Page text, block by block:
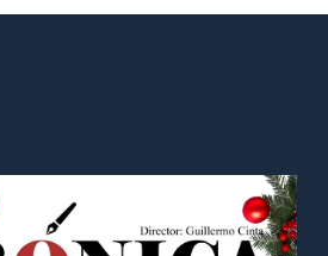
To
Top